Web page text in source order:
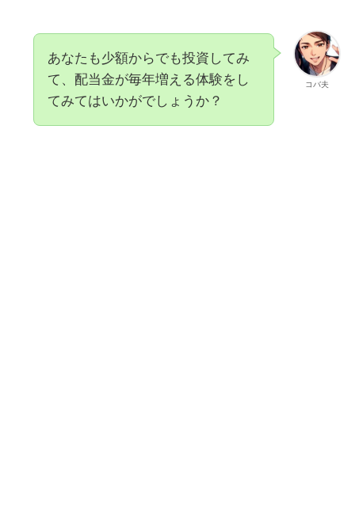
コバ夫
あなたも少額からでも投資してみ
て、配当金が毎年増える体験をし
てみてはいかがでしょうか？